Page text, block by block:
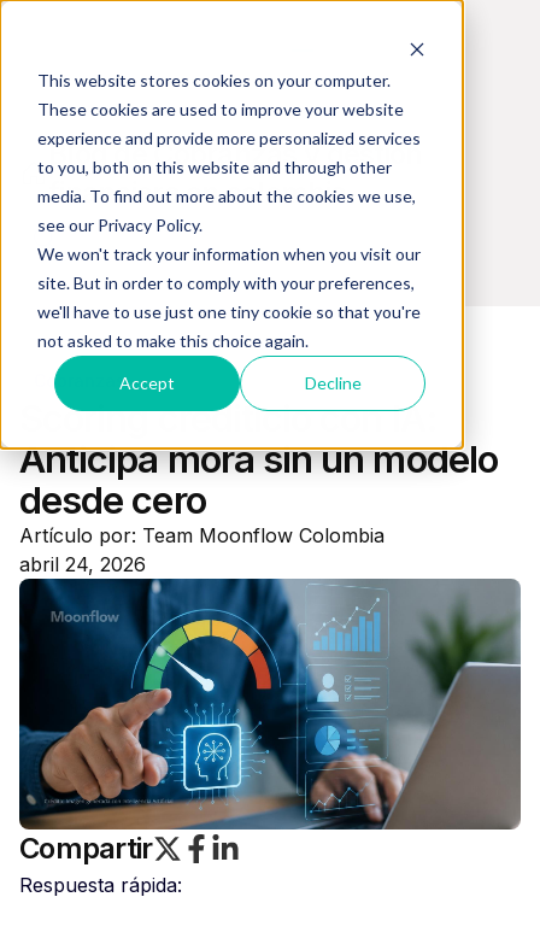
This website stores cookies on your computer.
These cookies are used to improve your website
experience and provide more personalized services
to you, both on this website and through other
media. To find out more about the cookies we use,
see our Privacy Policy.
We won't track your information when you visit our
site. But in order to comply with your preferences,
we'll have to use just one tiny cookie so that you're
not asked to make this choice again.
Accept Decline
Blog de Cobranzas y gestión
financiera en colombia
Cobranzas
Scoring crediticio con IA:
Anticipa mora sin un modelo
desde cero
Artículo por: Team Moonflow Colombia
abril 24, 2026
Compartir
Respuesta rápida: